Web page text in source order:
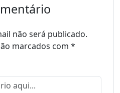
não será publicado.
marcados com *